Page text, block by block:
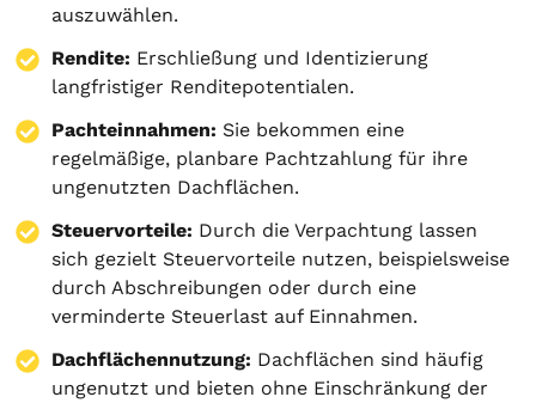
auszuwählen.
Rendite: Erschließung und Identizierung
langfristiger Renditepotentialen.
Pachteinnahmen: Sie bekommen eine
regelmäßige, planbare Pachtzahlung für ihre
ungenutzten Dachflächen.
Steuervorteile: Durch die Verpachtung lassen
sich gezielt Steuervorteile nutzen, beispielsweise
durch Abschreibungen oder durch eine
verminderte Steuerlast auf Einnahmen.
Dachflächennutzung: Dachflächen sind häufig
ungenutzt und bieten ohne Einschränkung der